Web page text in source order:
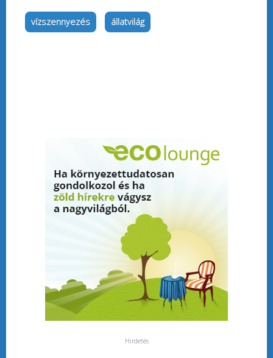
vízszennyezés állatvilág
Hirdetés